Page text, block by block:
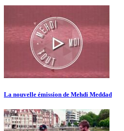
La nouvelle émission de Mehdi Meddad